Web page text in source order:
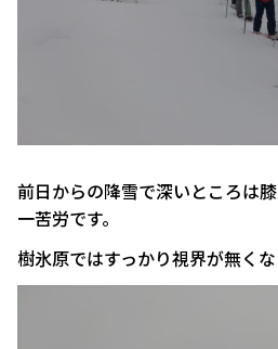
前日からの降雪で深いところは
一苦労です。
樹氷原ではすっかり視界が無くな